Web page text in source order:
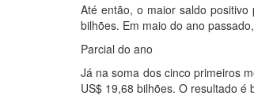
Até então, o maior saldo
bilhões. Em maio do ano
Parcial do ano
Já na soma dos cinco primeiros
US$ 19,68 bilhões. O resultado